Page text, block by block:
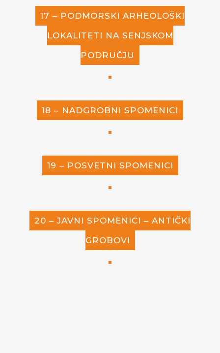
17 – PODMORSKI ARHEOLOŠKI
LOKALITETI NA SENJSKOM
PODRUČJU
18 – NADGROBNI SPOMENICI
19 – POSVETNI SPOMENICI
20 – JAVNI SPOMENICI – ANTIČKI
GROBOVI